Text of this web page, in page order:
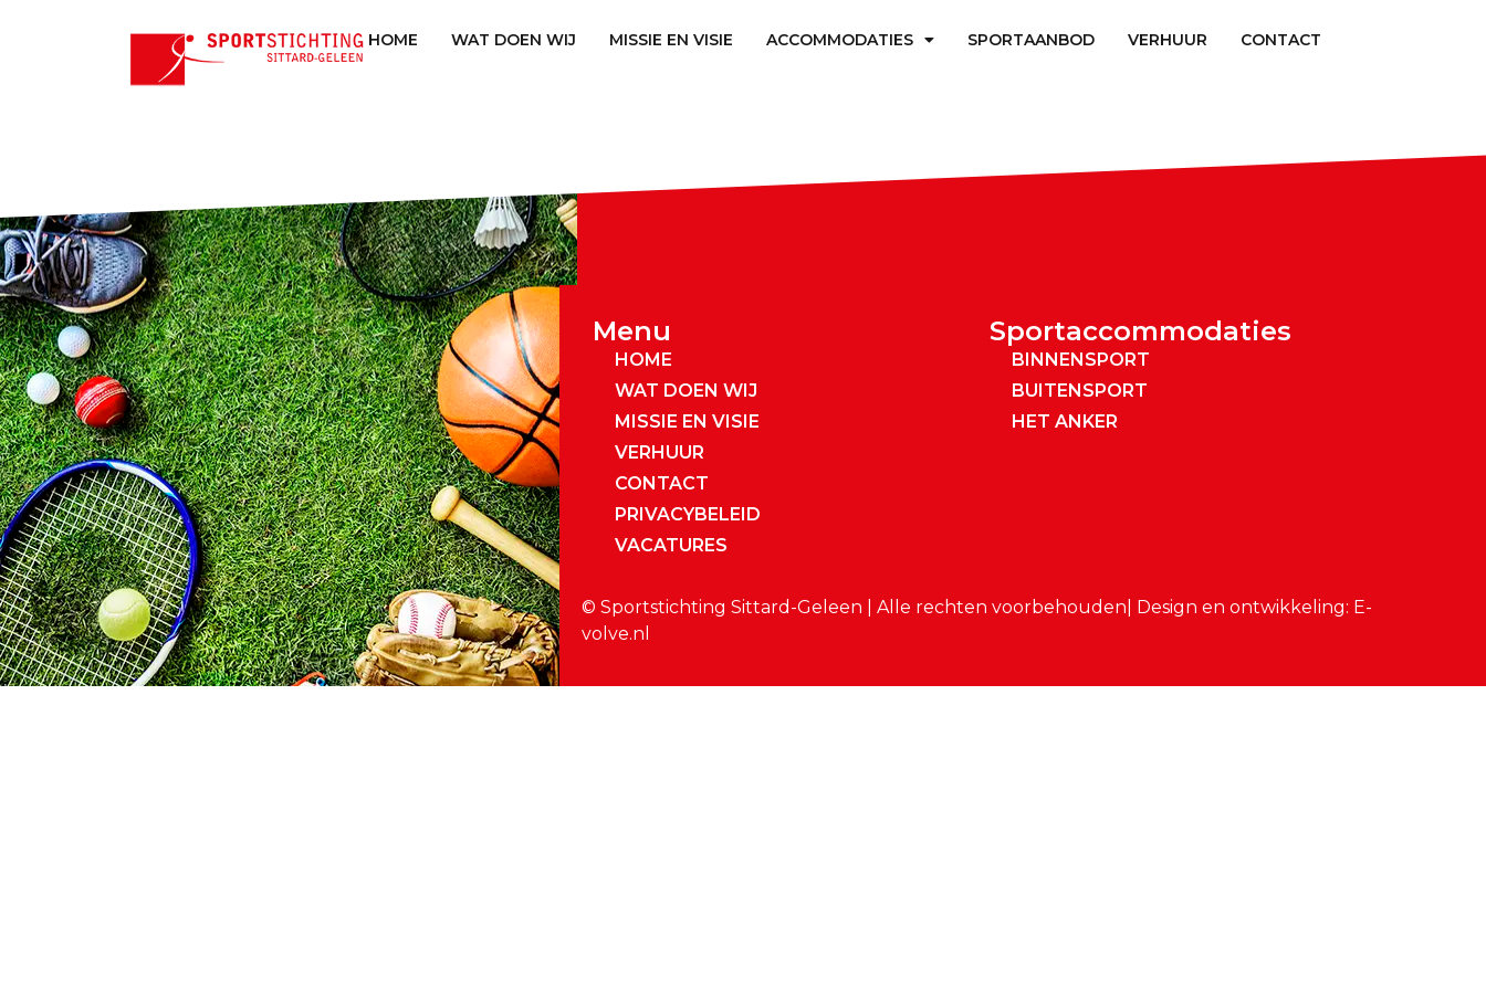
HOME WAT DOEN WIJ MISSIE EN VISIE ACCOMMODATIES SPORTAANBOD VERHUUR CONTACT
Menu
HOME
WAT DOEN WIJ
MISSIE EN VISIE
VERHUUR
CONTACT
PRIVACYBELEID
VACATURES
Sportaccommodaties
BINNENSPORT
BUITENSPORT
HET ANKER
© Sportstichting Sittard-Geleen | Alle rechten voorbehouden| Design en ontwikkeling: E-
volve.nl